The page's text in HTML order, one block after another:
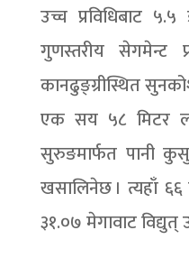
उच्च प्रविधिबाट
गुणस्तरीय सेगमेन्ट
कानढुङ्ग्रीस्थित
एक सय ५८ मिटर
सुरुङमार्फत पानी
खसालिनेछ । त्यहाँ ६६
३१.०७ मेगावाट विद्युत्